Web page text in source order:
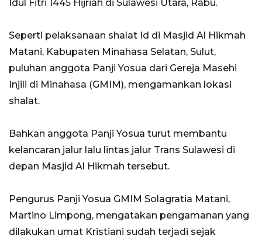
Idul Fitri 1445 Hijriah di Sulawesi Utara, Rabu.
Seperti pelaksanaan shalat Id di Masjid Al Hikmah
Matani, Kabupaten Minahasa Selatan, Sulut,
puluhan anggota Panji Yosua dari Gereja Masehi
Injili di Minahasa (GMIM), mengamankan lokasi
shalat.
Bahkan anggota Panji Yosua turut membantu
kelancaran jalur lalu lintas jalur Trans Sulawesi di
depan Masjid Al Hikmah tersebut.
Pengurus Panji Yosua GMIM Solagratia Matani,
Martino Limpong, mengatakan pengamanan yang
dilakukan umat Kristiani sudah terjadi sejak